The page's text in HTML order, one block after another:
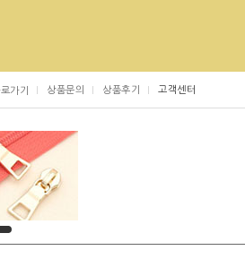
가기 상품문의 상품후기 고객센터